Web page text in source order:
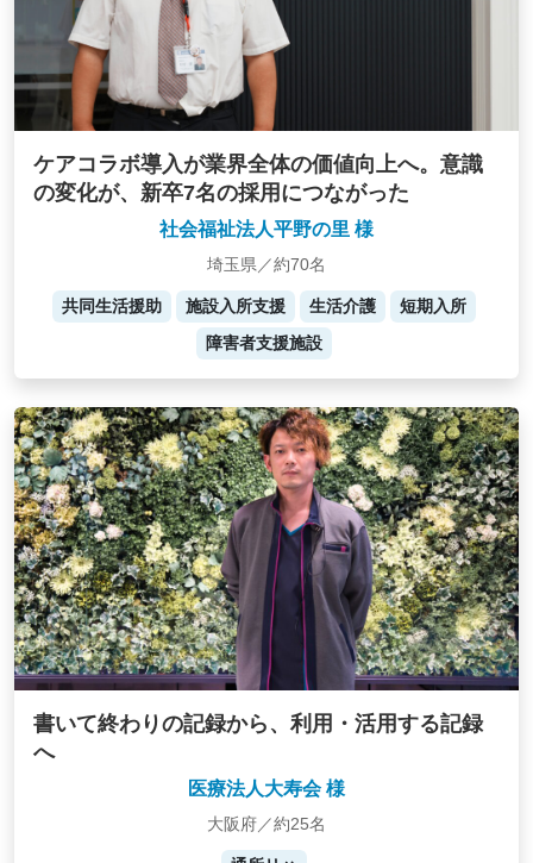
ケアコラボ導入が業界全体の価値向上へ。意識
の変化が、新卒7名の採用につながった
社会福祉法人平野の里 様
埼玉県／約70名
共同生活援助 施設入所支援 生活介護
短期入所
障害者支援施設
書いて終わりの記録から、利用・活用する記録
へ
医療法人大寿会 様
大阪府／約25名